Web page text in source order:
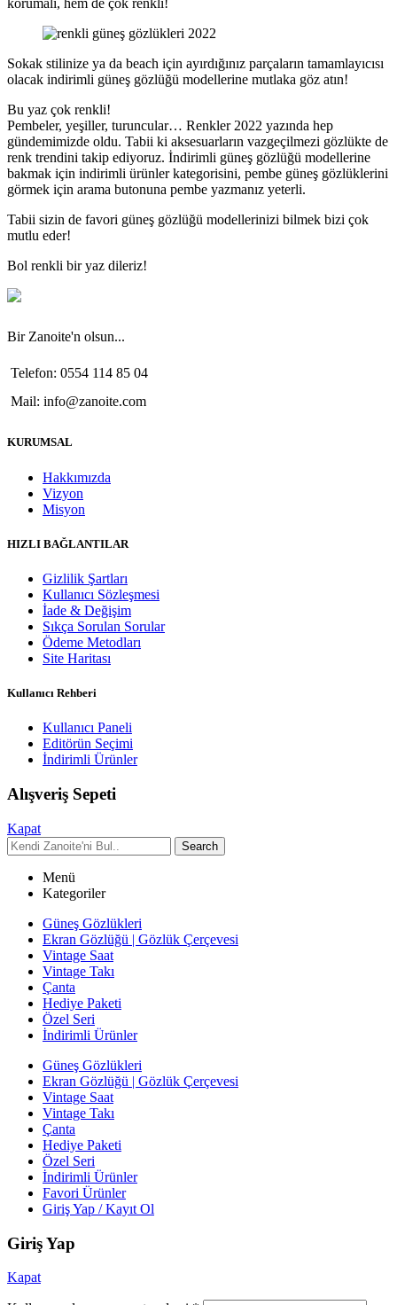
korumalı, hem de çok renkli!
Sokak stilinize ya da beach için ayırdığınız parçaların tamamlayıcısı
olacak indirimli güneş gözlüğü modellerine mutlaka göz atın!
Bu yaz çok renkli!
Pembeler, yeşiller, turuncular… Renkler 2022 yazında hep
gündemimizde oldu. Tabii ki aksesuarların vazgeçilmezi gözlükte de
renk trendini takip ediyoruz. İndirimli güneş gözlüğü modellerine
bakmak için indirimli ürünler kategorisini, pembe güneş gözlüklerini
görmek için arama butonuna pembe yazmanız yeterli.
Tabii sizin de favori güneş gözlüğü modellerinizi bilmek bizi çok
mutlu eder!
Bol renkli bir yaz dileriz!
Bir Zanoite'n olsun...
Telefon: 0554 114 85 04
Mail: info@zanoite.com
KURUMSAL
Hakkımızda
Vizyon
Misyon
HIZLI BAĞLANTILAR
Gizlilik Şartları
Kullanıcı Sözleşmesi
İade & Değişim
Sıkça Sorulan Sorular
Ödeme Metodları
Site Haritası
Kullanıcı Rehberi
Kullanıcı Paneli
Editörün Seçimi
İndirimli Ürünler
Alışveriş Sepeti
Kapat
Search
Menü
Kategoriler
Güneş Gözlükleri
Ekran Gözlüğü | Gözlük Çerçevesi
Vintage Saat
Vintage Takı
Çanta
Hediye Paketi
Özel Seri
İndirimli Ürünler
Güneş Gözlükleri
Ekran Gözlüğü | Gözlük Çerçevesi
Vintage Saat
Vintage Takı
Çanta
Hediye Paketi
Özel Seri
İndirimli Ürünler
Favori Ürünler
Giriş Yap / Kayıt Ol
Giriş Yap
Kapat